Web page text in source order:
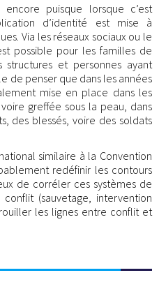
puisque lorsque c’est
d’identité est mise à
Via les réseaux sociaux ou le
possible pour les familles de
et personnes ayant
de penser que dans les années
mise en place dans les
greffée sous la peau, dans
des blessés, voire des soldats
similaire à la Convention
redéfinir les contours
de corréler ces systèmes de
(sauvetage, intervention
les lignes entre conflit et